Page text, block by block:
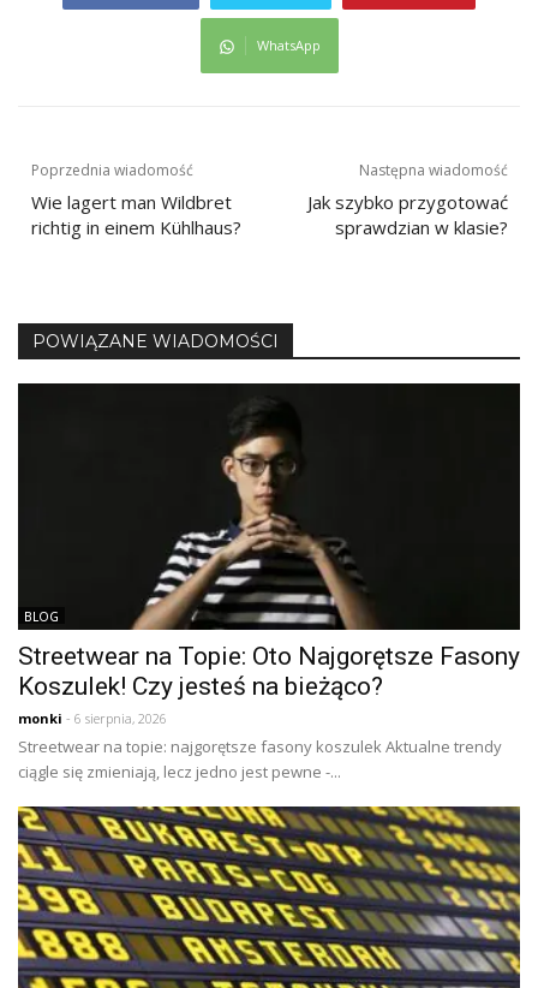
WhatsApp
Nawigacja
wpisu
Poprzednia wiadomość
Wie lagert man Wildbret
richtig in einem Kühlhaus?
Następna wiadomość
Jak szybko przygotować
sprawdzian w klasie?
POWIĄZANE WIADOMOŚCI
BLOG
Streetwear na Topie: Oto Najgorętsze Fasony
Koszulek! Czy jesteś na bieżąco?
monki - 6 sierpnia, 2026
Streetwear na topie: najgorętsze fasony koszulek Aktualne trendy
ciągle się zmieniają, lecz jedno jest pewne -...